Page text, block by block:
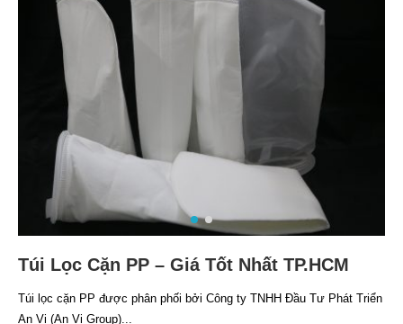
Túi Lọc Cặn PP – Giá Tốt Nhất TP.HCM
Túi lọc cặn PP được phân phối bởi Công ty TNHH Đầu Tư Phát Triển
An Vi (An Vi Group)...